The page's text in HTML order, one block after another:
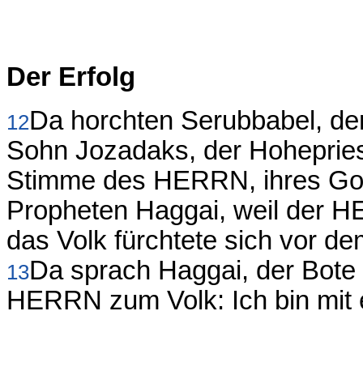
Der Erfolg
12Da horchten Serubbabel,
Sohn Jozadaks, der
Stimme des HERRN, ihres
Propheten Haggai, weil der
das Volk fürchtete sich vor
13Da sprach Haggai, der
HERRN zum Volk: Ich bin